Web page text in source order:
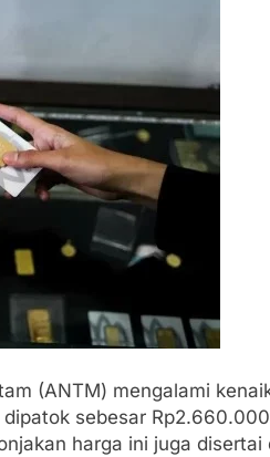
(ANTM) mengalami
sebesar
harga ini juga